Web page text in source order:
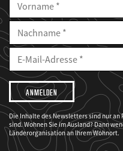
Vorname
Nachname
E-
Mailadresse
E-
Adresse
Ich
möchte,
dass
der
WWF
mich
über
seine
Projekte
informiert.
Die Inhalte des Newsletters sind nur
sind. Wohnen Sie im Ausland? Dann
Länderorganisation an Ihrem Wohnort.